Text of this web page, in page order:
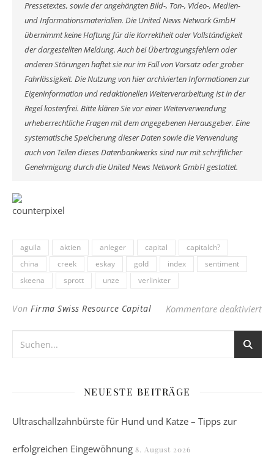
Pressetextes, sowie der angehängten Bild-, Ton-, Video-, Medien-
und Informationsmaterialien. Die United News Network GmbH
übernimmt keine Haftung für die Korrektheit oder Vollständigkeit
der dargestellten Meldung. Auch bei Übertragungsfehlern oder
anderen Störungen haftet sie nur im Fall von Vorsatz oder grober
Fahrlässigkeit. Die Nutzung von hier archivierten Informationen zur
Eigeninformation und redaktionellen Weiterverarbeitung ist in der
Regel kostenfrei. Bitte klären Sie vor einer Weiterverwendung
urheberrechtliche Fragen mit dem angegebenen Herausgeber. Eine
systematische Speicherung dieser Daten sowie die Verwendung
auch von Teilen dieses Datenbankwerks sind nur mit schriftlicher
Genehmigung durch die United News Network GmbH gestattet.
aguila aktien anleger capital
capitalch?
china
creek eskay gold index
sentiment
skeena
sprott unze verlinkter
Von Firma Swiss Resource Capital Kommentare deaktiviertfür
NEUESTE BEITRÄGE
Ultraschallzahnbürste für Hund und Katze – Tipps zur
erfolgreichen Eingewöhnung 8. August 2026